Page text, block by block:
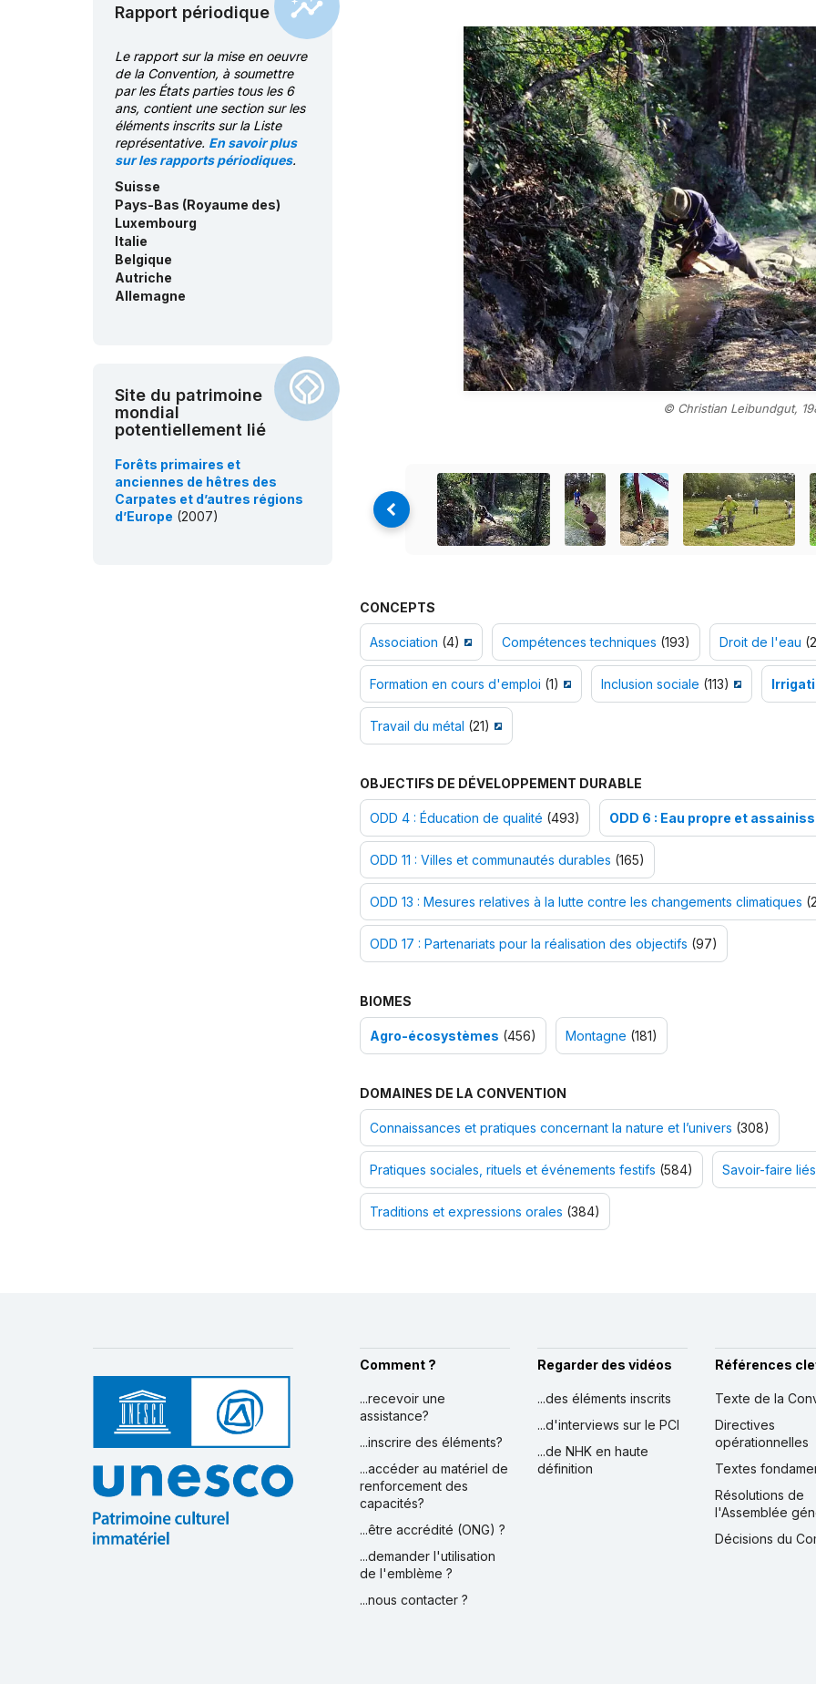
Inventaire du PCI - Autriche :
Inventaire du PCI - Belgique :
français/néerlandais/angl
ais
Inventaire du PCI -
Allemagne :
allemand/anglais
Inventaire du PCI - Italie :
italien/anglais
Inventaire du PCI -
Luxembourg :
Inventaire du PCI - Pays-
Bas :néerlandais/anglais
Inventaire du PCI - Suisse :
français
Rapport périodique
Le rapport sur la mise en oeuvre
de la Convention, à soumettre
par les États parties tous les 6
ans, contient une section sur les
éléments inscrits sur la Liste
représentative. En savoir plus
sur les rapports périodiques.
Suisse
Pays-Bas (Royaume des)
Luxembourg
Italie
Belgique
Autriche
Allemagne
Site du patrimoine
mondial
potentiellement lié
Forêts primaires et
anciennes de hêtres des
Carpates et d’autres régions
d’Europe (2007)
© Christian Leibundgut,
CONCEPTS
Association (4) Compétences techniques (193) Droit de l'eau
Formation en cours d'emploi (1) Inclusion sociale (113)
Travail du métal (21)
OBJECTIFS DE DÉVELOPPEMENT DURABLE
ODD 4 : Éducation de qualité (493) ODD 6 : Eau propre et
ODD 11 : Villes et communautés durables (165)
ODD 13 : Mesures relatives à la lutte contre les changements climatiques
ODD 17 : Partenariats pour la réalisation des objectifs (97)
BIOMES
Agro-écosystèmes (456) Montagne (181)
DOMAINES DE LA CONVENTION
Connaissances et pratiques concernant la nature et l’univers (308)
Pratiques sociales, rituels et événements festifs (584) Savoir-faire
Traditions et expressions orales (384)
Comment ?
...recevoir une
assistance?
...inscrire des éléments?
...accéder au matériel de
renforcement des
capacités?
...être accrédité (ONG) ?
...demander l'utilisation
de l'emblème ?
...nous contacter ?
Regarder des vidéos
...des éléments inscrits
...d'interviews sur le PCI
...de NHK en haute
définition
Références
Texte de la
Directives
opérationnelles
Textes
Résolutions de
l'Assemblée
Décisions du